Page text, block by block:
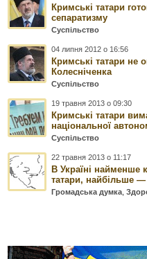
Кримські татари
сепаратизму
Суспільство
04 липня 2012 о 16:56
Кримські татари не
Колесніченка
Суспільство
19 травня 2013 о 09:30
Кримські татари
національної
Суспільство
22 травня 2013 о 11:17
В Україні найменше
татари, найбільше
Громадська думка ,